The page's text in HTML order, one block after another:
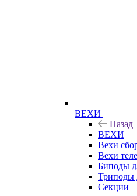
ВЕХИ
Назад
ВЕХИ
Вехи
Вехи
Биподы
Триподы
Секции